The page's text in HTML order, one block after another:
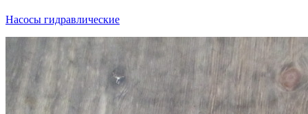
Насосы гидравлические